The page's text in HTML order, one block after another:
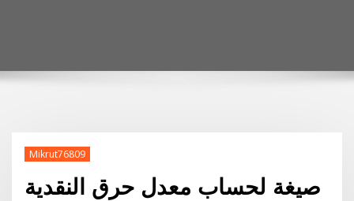
Mikrut76809
صيغة لحساب معدل حرق النقدية